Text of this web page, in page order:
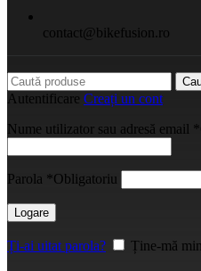
contact@bikefusion.ro
Autentificare Creați un cont
Nume utilizator sau adresă email *
Parola *Obligatoriu
Logare
Ți-ai uitat parola?
Ține-mă